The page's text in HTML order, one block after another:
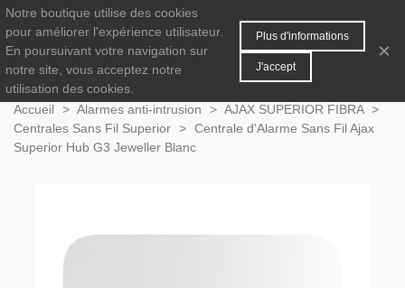
0 MENU
Accueil > Alarmes anti-intrusion > AJAX SUPERIOR FIBRA >
Centrales Sans Fil Superior > Centrale d'Alarme Sans Fil Ajax
Superior Hub G3 Jeweller Blanc
Notre boutique utilise des cookies
pour améliorer l'expérience utilisateur.
En poursuivant votre navigation sur
notre site, vous acceptez notre
utilisation des cookies.
Plus d'informations
J'accept
×